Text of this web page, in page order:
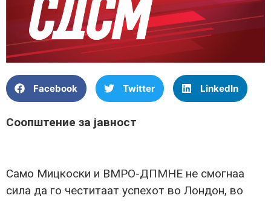
Facebook Twitter LinkedIn
Соопштение за јавност
Само Мицкоски и ВМРО-ДПМНЕ не смогнаа
сила да го честитаат успехот во Лондон, во